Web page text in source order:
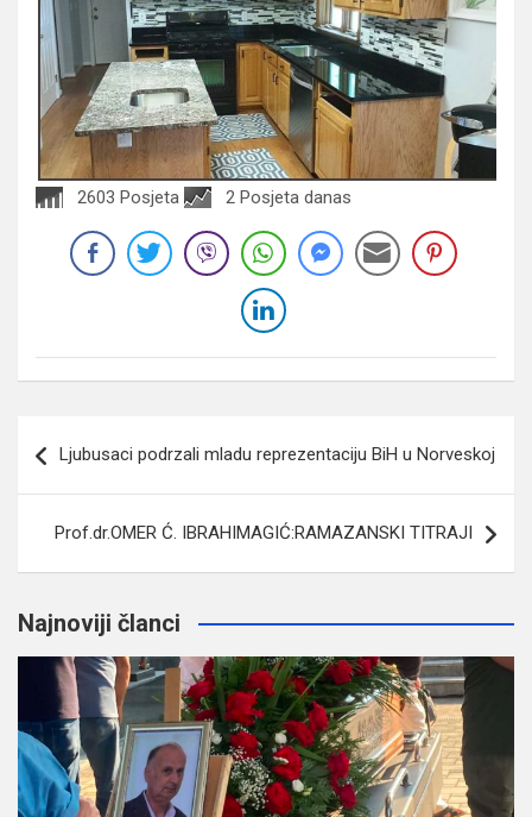
2603 Posjeta 2 Posjeta danas
članaka
Ljubusaci podrzali mladu reprezentaciju BiH u Norveskoj
Prof.dr.OMER Ć. IBRAHIMAGIĆ:RAMAZANSKI TITRAJI
Najnoviji članci